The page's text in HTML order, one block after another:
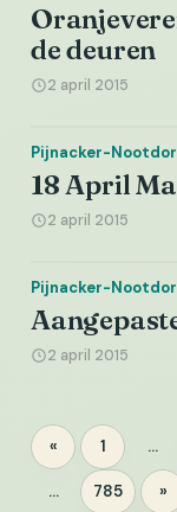
de deuren
2 april 2015
Pijnacker-
18 April
2 april 2015
Pijnacker-
2 april 2015
« Pagina
1 …
… Pagina
785 »